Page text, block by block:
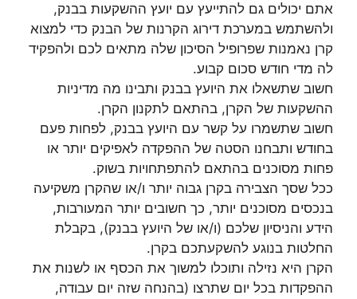
אתם יכולים גם להתייעץ עם יועץ ההשקעות בבנק,
ולהשתמש במערכת דירוג הקרנות של הבנק כדי למצוא
קרן נאמנות שפרופיל הסיכון שלה מתאים לכם ולהפקיד
לה מדי חודש סכום קבוע.
חשוב שתשאלו את היועץ בבנק ותבינו מה מדיניות
ההשקעות של הקרן, בהתאם לתקנון הקרן.
חשוב שתשמרו על קשר עם היועץ בבנק, לפחות פעם
בחודש ותבחנו הסטה של ההפקדה לאפיקים יותר או
פחות מסוכנים בהתאם להתפתחויות בשוק.
ככל שסך הצבירה בקרן גבוה יותר ו/או שהקרן משקיעה
בנכסים מסוכנים יותר, כך חשובים יותר המעורבות,
הידע והניסיון שלכם (ו/או של היועץ בבנק), בקבלת
החלטות בנוגע להשקעתכם בקרן.
הקרן היא נזילה ותוכלו למשוך את הכסף או לשנות את
ההפקדות בכל יום שתרצו (בהנחה שזה יום עבודה,